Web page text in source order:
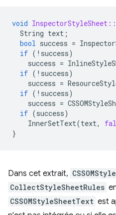
void
String text ;
bool success =
if ( ! success)
success =
if ( ! success)
success =
if ( ! success)
success =
if (success)
InnerSetText(text,
}
Dans cet extrait,
CollectStyleSheetRules
CSSOMStyleSheetText est